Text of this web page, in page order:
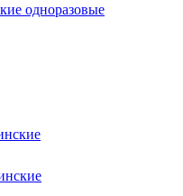
одноразовые